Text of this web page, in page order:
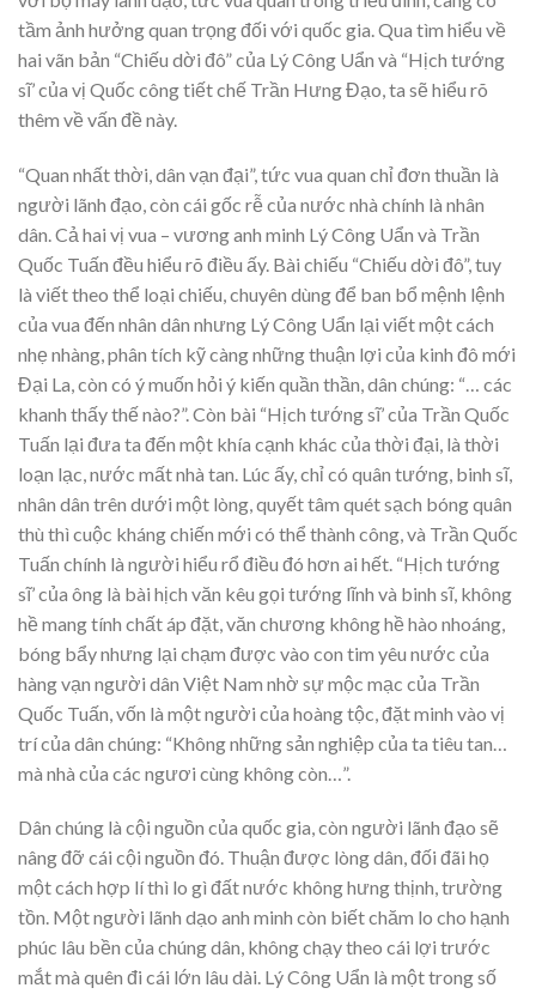
tầm ảnh hưởng quan trọng đối với quốc gia. Qua tìm hiểu về
hai vãn bản “Chiếu dời đô” của Lý Công Uẩn và “Hịch tướng
sĩ’ của vị Quốc công tiết chế Trần Hưng Đạo, ta sẽ hiểu rõ
thêm về vấn đề này.
“Quan nhất thời, dân vạn đại”, tức vua quan chỉ đơn thuần là
người lãnh đạo, còn cái gốc rễ của nước nhà chính là nhân
dân. Cả hai vị vua – vương anh minh Lý Công Uẩn và Trần
Quốc Tuấn đều hiểu rõ điều ấy. Bài chiếu “Chiếu dời đô”, tuy
là viết theo thể loại chiếu, chuyên dùng để ban bổ mệnh lệnh
của vua đến nhân dân nhưng Lý Công Uẩn lại viết một cách
nhẹ nhàng, phân tích kỹ càng những thuận lợi của kinh đô mới
Đại La, còn có ý muốn hỏi ý kiến quần thần, dân chúng: “… các
khanh thấy thế nào?”. Còn bài “Hịch tướng sĩ’ của Trần Quốc
Tuấn lại đưa ta đến một khía cạnh khác của thời đại, là thời
loạn lạc, nước mất nhà tan. Lúc ấy, chỉ có quân tướng, binh sĩ,
nhân dân trên dưới một lòng, quyết tâm quét sạch bóng quân
thù thì cuộc kháng chiến mới có thể thành công, và Trần Quốc
Tuấn chính là người hiểu rổ điều đó hơn ai hết. “Hịch tướng
sĩ’ của ông là bài hịch văn kêu gọi tướng lĩnh và binh sĩ, không
hề mang tính chất áp đặt, văn chương không hề hào nhoáng,
bóng bẩy nhưng lại chạm được vào con tim yêu nước của
hàng vạn người dân Việt Nam nhờ sự mộc mạc của Trần
Quốc Tuấn, vốn là một người của hoàng tộc, đặt minh vào vị
trí của dân chúng: “Không những sản nghiệp của ta tiêu tan…
mà nhà của các ngươi cùng không còn…”.
Dân chúng là cội nguồn của quốc gia, còn người lãnh đạo sẽ
nâng đỡ cái cội nguồn đó. Thuận được lòng dân, đối đãi họ
một cách hợp lí thì lo gì đất nước không hưng thịnh, trường
tồn. Một người lãnh dạo anh minh còn biết chăm lo cho hạnh
phúc lâu bền của chúng dân, không chạy theo cái lợi trước
mắt mà quên đi cái lớn lâu dài. Lý Công Uẩn là một trong số